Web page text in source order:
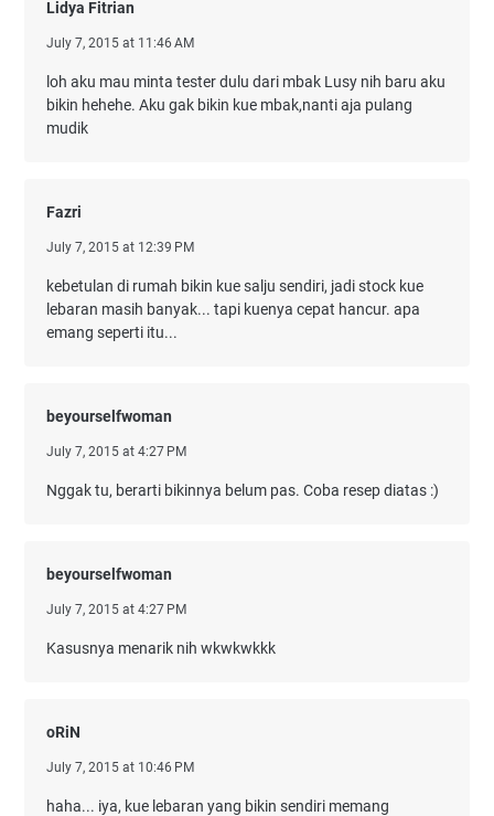
Lidya Fitrian
July 7, 2015 at 11:46 AM
loh aku mau minta tester dulu dari mbak Lusy nih baru aku
bikin hehehe. Aku gak bikin kue mbak,nanti aja pulang
mudik
Fazri
July 7, 2015 at 12:39 PM
kebetulan di rumah bikin kue salju sendiri, jadi stock kue
lebaran masih banyak... tapi kuenya cepat hancur. apa
emang seperti itu...
beyourselfwoman
July 7, 2015 at 4:27 PM
Nggak tu, berarti bikinnya belum pas. Coba resep diatas :)
beyourselfwoman
July 7, 2015 at 4:27 PM
Kasusnya menarik nih wkwkwkkk
oRiN
July 7, 2015 at 10:46 PM
haha... iya, kue lebaran yang bikin sendiri memang